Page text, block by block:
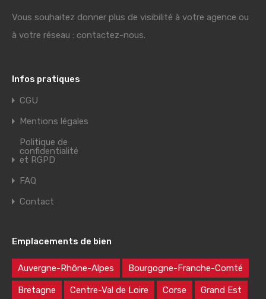
Vous souhaitez donner plus de visibilité à votre agence ou
à votre réseau : contactez-nous.
Infos pratiques
CGU
Mentions légales
Politique de
confidentialité
et RGPD
FAQ
Contact
Emplacements de bien
Auvergne-Rhône-Alpes Bourgogne-Franche-Comté
Bretagne Centre-Val de Loire Corse Grand Est